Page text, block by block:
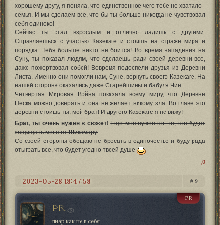
хорошему другу, я поняла, что единственное чего тебе не хватало -
семья. И мы сделаем все, что бы ты больше никогда не чувствовал
себя одиноко!
Сейчас ты стал взрослым и отлично ладишь с другими.
Справляешься с участью Казекаге и стоишь на страже мира и
порядка. Тебя больше никто не боится! Во время нападения на
Суну, ты показал людям, что сделаешь ради своей деревни все,
даже пожертвовал собой! Вовремя подоспели друзья из Деревни
Листа. Именно они помогли нам, Суне, вернуть своего Казекаге. На
нашей стороне оказались даже Старейшины и бабуля Чие.
Четвертая Мировая Война показала всему миру, что Деревне
Песка можно доверять и она не желает никому зла. Во главе это
деревни стоишь ты, мой брат! И другого Казекаге я не вижу!
Брат, ты очень нужен в сюжет! Еще мне нужен кто-то, кто будет
защищать меня от Шикамару.
Со своей стороны обещаю не бросать в одиночестве и буду рада
отыграть все, что будет угодно твоей душе
0
9
2023-05-28 18:47:58
PR
PR
пиар как не в себя